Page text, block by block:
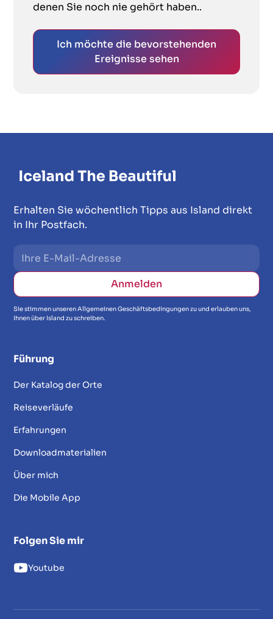
denen Sie noch nie gehört haben..
Ich möchte die bevorstehenden
Ereignisse sehen
Erhalten Sie wöchentlich Tipps aus Island direkt
in Ihr Postfach.
Sie stimmen unseren Allgemeinen Geschäftsbedingungen zu und erlauben uns,
Ihnen über Island zu schreiben.
Führung
Der Katalog der Orte
Reiseverläufe
Erfahrungen
Downloadmaterialien
Über mich
Die Mobile App
Folgen Sie mir
Youtube